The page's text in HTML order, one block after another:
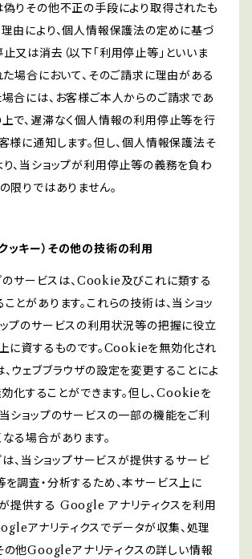
偽りその他不正の手段により取得されたも
由により、個人情報保護法の定めに基づ
又は消去（以下「利用停止等」といいま
た場合において、そのご請求に理由がある
合には、お客様ご本人からのご請求であ
で、遅滞なく個人情報の利用停止等を行
様に通知します。但し、個人情報保護法そ
、当ショップが利用停止等の義務を負わ
限りではありません。
キー）その他の技術の利用
プのサービスは、Cookie及びこれに類する
とがあります。これらの技術は、当ショッ
プのサービスの利用状況等の把握に役立
に資するものです。Cookieを無効化され
ウェブブラウザの設定を変更することによ
化することができます。但し、Cookieを
ショップのサービスの一部の機能をご利
る場合があります。
は、当ショップサービスが提供するサービ
調査・分析するため、本サービス上に
供する Google アナリティクスを利用
アナリティクスでデータが収集、処理
の他Googleアナリティクスの詳しい情報